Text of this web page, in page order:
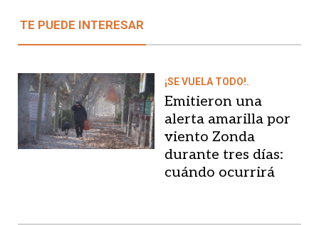
TE PUEDE INTERESAR
¡SE VUELA TODO!.
Emitieron una
alerta amarilla por
viento Zonda
durante tres días:
cuándo ocurrirá